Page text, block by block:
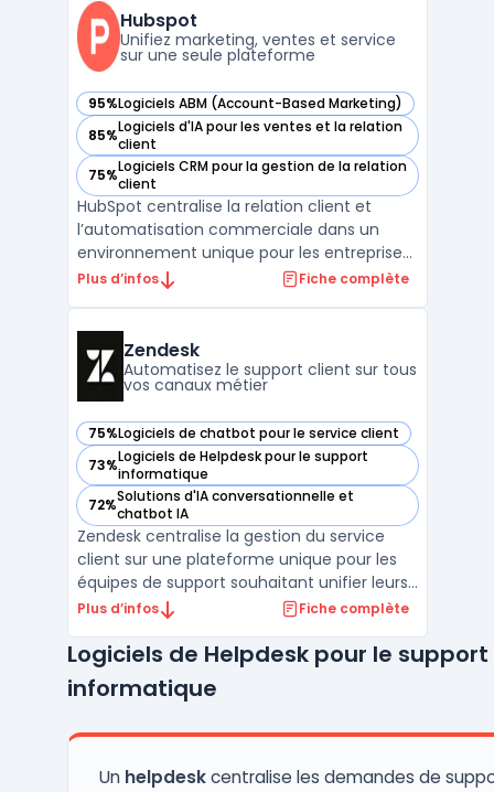
Hubspot
Unifiez marketing, ventes et service
sur une seule plateforme
95%Logiciels ABM (Account-Based Marketing)
— voir Hubspot dans cette catégorie
85%Logiciels d'IA pour les ventes et la relation
client
— voir Hubspot dans cette catégorie
75%Logiciels CRM pour la gestion de la relation
client
— voir Hubspot dans cette catégorie
HubSpot centralise la relation client et
l’automatisation commerciale dans un
environnement unique pour les entreprises
de toute taille. La plateforme cible les
leur gestion client, leurs campagnes et leur
support, ...
Plus d’infos Fiche complète
Zendesk
Automatisez le support client sur tous
vos canaux métier
75%Logiciels de chatbot pour le service client
— voir Zendesk dans cette catégorie
73%Logiciels de Helpdesk pour le support
informatique
— voir Zendesk dans cette catégorie
72%Solutions d'IA conversationnelle et
chatbot IA
— voir Zendesk dans cette catégorie
Zendesk centralise la gestion du service
client sur une plateforme unique pour les
équipes de support souhaitant unifier leurs
échanges sur tous les canaux. Cette
demandes clients parviennent en nombre
par l’email, le téléphone, les réseaux sociaux
ou le chat, et ...
Plus d’infos Fiche complète
Logiciels de Helpdesk pour le support
informatique
Un helpdeskcentralise les demandes de